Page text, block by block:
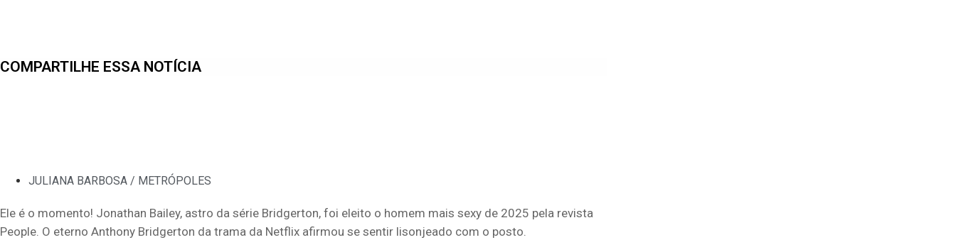
COMPARTILHE ESSA NOTÍCIA
JULIANA BARBOSA / METRÓPOLES
Ele é o momento! Jonathan Bailey, astro da série Bridgerton, foi eleito o homem mais sexy de 2025 pela revista
People. O eterno Anthony Bridgerton da trama da Netflix afirmou se sentir lisonjeado com o posto.